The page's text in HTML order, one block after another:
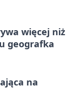
więcej niż
geografka
na